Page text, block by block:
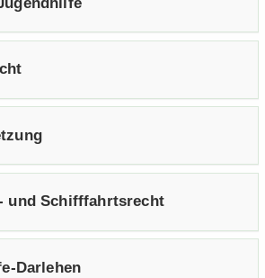
und Schiff­fahrts­recht
​Darlehen